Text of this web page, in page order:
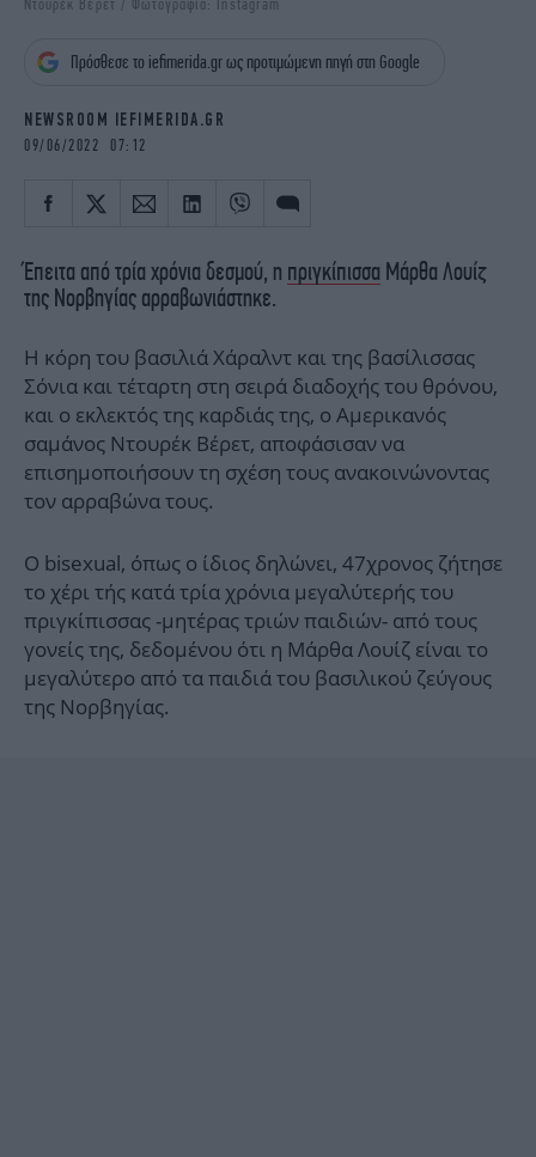
iBOOKS
OSCARS
NEWSLETTER
Ντουρέκ Βέρετ / Φωτογραφία: Instagram
Πρόσθεσε το iefimerida.gr ως προτιμώμενη πηγή στη Google
NEWSROOM IEFIMERIDA.GR
09/06/2022 07:12
Έπειτα από τρία χρόνια δεσμού, η πριγκίπισσα Μάρθα Λουίζ
της Νορβηγίας αρραβωνιάστηκε.
Η κόρη του βασιλιά Χάραλντ και της βασίλισσας
Σόνια και τέταρτη στη σειρά διαδοχής του θρόνου,
και ο εκλεκτός της καρδιάς της, ο Αμερικανός
σαμάνος Ντουρέκ Βέρετ, αποφάσισαν να
επισημοποιήσουν τη σχέση τους ανακοινώνοντας
τον αρραβώνα τους.
Ο bisexual, όπως ο ίδιος δηλώνει, 47χρονος ζήτησε
το χέρι τής κατά τρία χρόνια μεγαλύτερής του
πριγκίπισσας -μητέρας τριών παιδιών- από τους
γονείς της, δεδομένου ότι η Μάρθα Λουίζ είναι το
μεγαλύτερο από τα παιδιά του βασιλικού ζεύγους
της Νορβηγίας.